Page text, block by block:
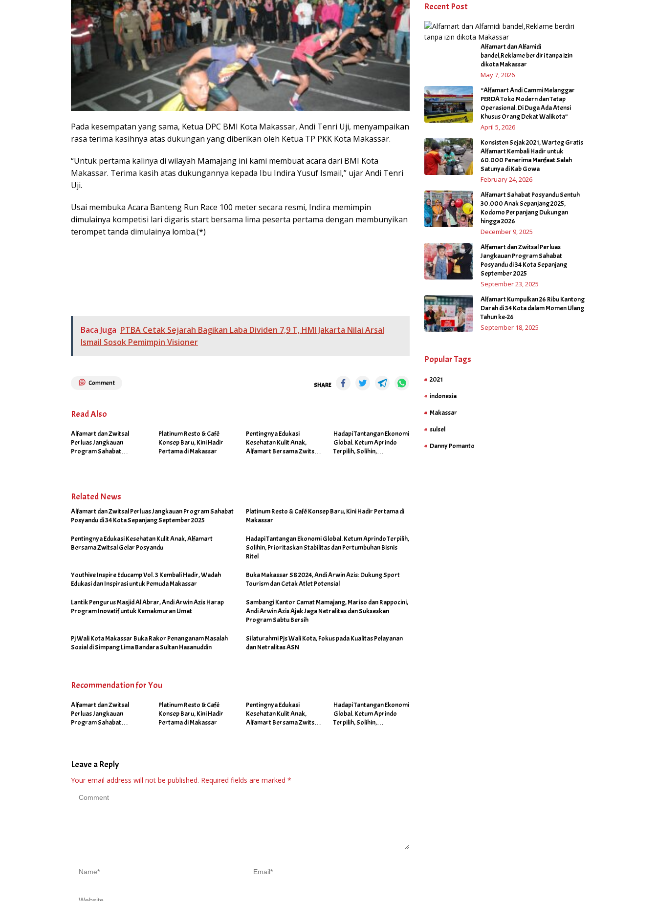
Pada kesempatan yang sama, Ketua DPC BMI Kota Makassar, Andi Tenri Uji, menyampaikan
rasa terima kasihnya atas dukungan yang diberikan oleh Ketua TP PKK Kota Makassar.
“Untuk pertama kalinya di wilayah Mamajang ini kami membuat acara dari BMI Kota
Makassar. Terima kasih atas dukungannya kepada Ibu Indira Yusuf Ismail,” ujar Andi Tenri
Uji.
Usai membuka Acara Banteng Run Race 100 meter secara resmi, Indira memimpin
dimulainya kompetisi lari digaris start bersama lima peserta pertama dengan membunyikan
terompet tanda dimulainya lomba.(*)
Baca Juga PTBA Cetak Sejarah Bagikan Laba Dividen 7,9 T, HMI Jakarta Nilai Arsal
Ismail Sosok Pemimpin Visioner
Comment SHARE
Read Also
Alfamart dan Zwitsal
Perluas Jangkauan
Program Sahabat
Platinum Resto & Café
Konsep Baru, Kini Hadir
Pertama di Makassar
Pentingnya Edukasi
Kesehatan Kulit Anak,
Alfamart Bersama Zwitsal
Hadapi Tantangan Ekonomi
Global. Ketum Aprindo
Terpilih, Solihin,
Related News
Alfamart dan Zwitsal Perluas Jangkauan Program Sahabat
Posyandu di 34 Kota Sepanjang September 2025
Platinum Resto & Café Konsep Baru, Kini Hadir Pertama di
Makassar
Pentingnya Edukasi Kesehatan Kulit Anak, Alfamart
Bersama Zwitsal Gelar Posyandu
Hadapi Tantangan Ekonomi Global. Ketum Aprindo Terpilih,
Solihin, Prioritaskan Stabilitas dan Pertumbuhan Bisnis
Ritel
Youthive Inspire Educamp Vol. 3 Kembali Hadir, Wadah
Edukasi dan Inspirasi untuk Pemuda Makassar
Buka Makassar S8 2024, Andi Arwin Azis: Dukung Sport
Tourism dan Cetak Atlet Potensial
Lantik Pengurus Masjid Al Abrar, Andi Arwin Azis Harap
Program Inovatif untuk Kemakmuran Umat
Sambangi Kantor Camat Mamajang, Mariso dan Rappocini,
Andi Arwin Azis Ajak Jaga Netralitas dan Sukseskan
Program Sabtu Bersih
Pj Wali Kota Makassar Buka Rakor Penanganam Masalah
Sosial di Simpang Lima Bandara Sultan Hasanuddin
Silaturahmi Pjs Wali Kota, Fokus pada Kualitas Pelayanan
dan Netralitas ASN
Recommendation for You
Alfamart dan Zwitsal
Perluas Jangkauan
Program Sahabat
Platinum Resto & Café
Konsep Baru, Kini Hadir
Pertama di Makassar
Pentingnya Edukasi
Kesehatan Kulit Anak,
Alfamart Bersama Zwitsal
Hadapi Tantangan Ekonomi
Global. Ketum Aprindo
Terpilih, Solihin,
Leave a Reply
Your email address will not be published. Required fields are marked *
Recent Post
Alfamart dan Alfamidi
bandel,Reklame berdiri tanpa izin
dikota Makassar
May 7, 2026
“Alfamart Andi Cammi Melanggar
PERDA Toko Modern dan Tetap
Operasional. Di Duga Ada Atensi
Khusus Orang Dekat Walikota”
April 5, 2026
Konsisten Sejak 2021, Warteg Gratis
Alfamart Kembali Hadir untuk
60.000 Penerima Manfaat Salah
Satunya di Kab Gowa
February 24, 2026
Alfamart Sahabat Posyandu Sentuh
30.000 Anak Sepanjang 2025,
Kodomo Perpanjang Dukungan
hingga 2026
December 9, 2025
Alfamart dan Zwitsal Perluas
Jangkauan Program Sahabat
Posyandu di 34 Kota Sepanjang
September 2025
September 23, 2025
Alfamart Kumpulkan 26 Ribu Kantong
Darah di 34 Kota dalam Momen Ulang
Tahun ke-26
September 18, 2025
Popular Tags
2021
indonesia
Makassar
sulsel
Danny Pomanto